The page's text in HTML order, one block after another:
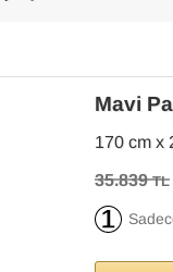
Mavi
170 cm x
35.839TL